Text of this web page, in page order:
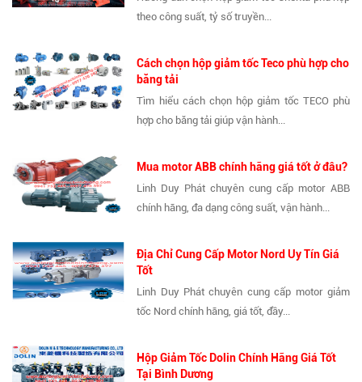
theo công suất, tỷ số truyền...
Cách chọn hộp giảm tốc Teco phù hợp cho
băng tải
Tìm hiểu cách chọn hộp giảm tốc TECO phù
hợp cho băng tải giúp vận hành...
Mua motor ABB chính hãng giá tốt ở đâu?
Linh Duy Phát chuyên cung cấp motor ABB
chính hãng, đa dạng công suất, vận hành...
Địa Chỉ Cung Cấp Motor Nord Uy Tín Giá
Tốt
Linh Duy Phát chuyên cung cấp motor giảm
tốc Nord chính hãng, giá tốt, đầy...
Hộp Giảm Tốc Dolin Chính Hãng Giá Tốt
Tại Bình Dương